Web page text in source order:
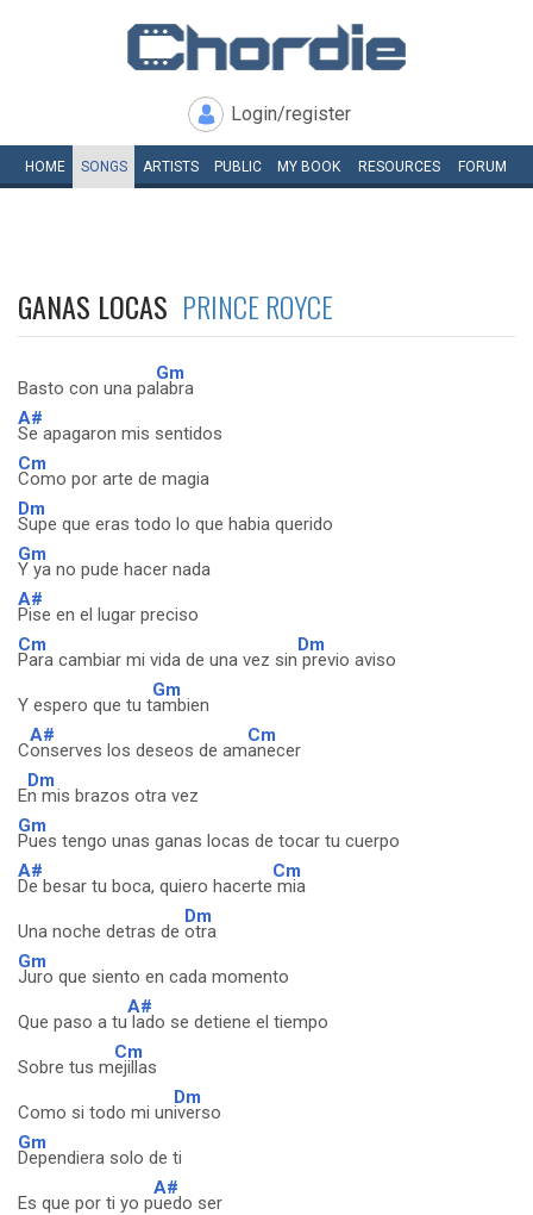
Login/register
HOME SONGS ARTISTS PUBLIC MY BOOK RESOURCES FORUM
GANAS LOCAS PRINCE ROYCE
Basto con una pa
Gm
labra
A#
Se apagaron mis sentidos
Cm
Como por arte de magia
Dm
Supe que eras todo lo que habia querido
Gm
Y ya no pude hacer nada
A#
Pise en el lugar preciso
Cm
Para cambiar mi vida de una vez sin
Dm
previo aviso
Y espero que tu t
Gm
ambien
C
A#
onserves los deseos de am
Cm
anecer
E
Dm
n mis brazos otra vez
Gm
Pues tengo unas ganas locas de tocar tu cuerpo
A#
De besar tu boca, quiero hacerte
Cm
mia
Una noche detras de
Dm
otra
Gm
Juro que siento en cada momento
Que paso a tu
A#
lado se detiene el tiempo
Sobre tus m
Cm
ejillas
Como si todo mi un
Dm
iverso
Gm
Dependiera solo de ti
Es que por ti yo p
A#
uedo ser